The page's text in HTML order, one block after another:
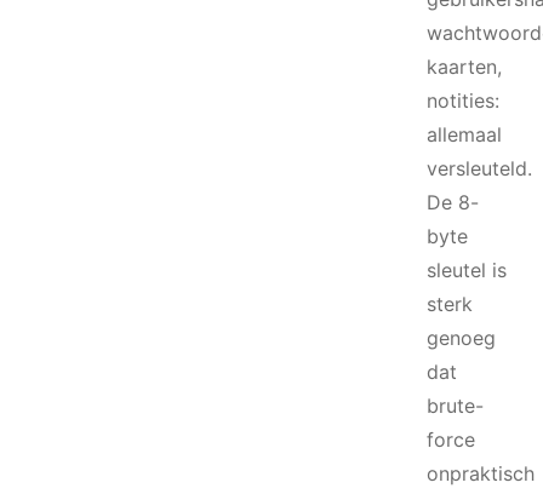
kaarten,
notities:
allemaal
versleuteld.
De 8-
byte
sleutel is
sterk
genoeg
dat
brute-
force
onpraktisch